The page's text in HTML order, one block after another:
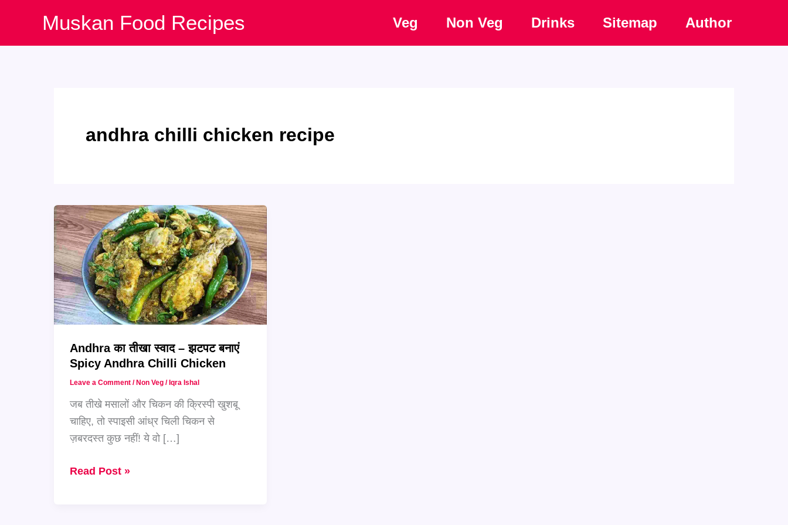
Muskan Food Recipes Veg Non Veg Drinks Sitemap Author
andhra chilli chicken recipe
Andhra का तीखा स्वाद – झटपट बनाएं
Spicy Andhra Chilli Chicken
Leave a Comment / Non Veg / Iqra Ishal
जब तीखे मसालों और चिकन की क्रिस्पी खुशबू
चाहिए, तो स्पाइसी आंध्र चिली चिकन से
ज़बरदस्त कुछ नहीं! ये वो […]
Andhra
Read Post »